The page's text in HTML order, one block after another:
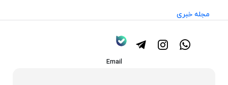
مجله خبری
Email